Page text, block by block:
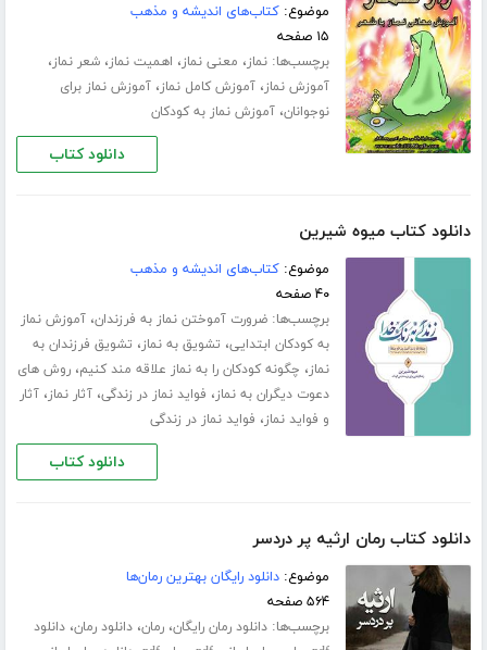
موضوع:کتاب‌های اندیشه و مذهب
۱۵ صفحه
برچسب‌ها:نماز، معنی نماز، اهمیت نماز،شعر نماز،
آموزش نماز،آموزش کامل نماز،آموزش نماز برای
نوجوانان،آموزش نماز به کودکان
دانلود کتاب
دانلود کتاب میوه شیرین
موضوع:کتاب‌های اندیشه و مذهب
۴۰ صفحه
برچسب‌ها:ضرورت آموختن نماز به فرزندان،آموزش نماز
به کودکان ابتدایی، تشویق به نماز، تشویق فرزندان به
نماز، چگونه کودکان را به نماز علاقه مند کنیم،روش های
دعوت دیگران به نماز، فواید نماز در زندگی،آثار نماز،آثار
و فواید نماز، فواید نماز در زندگی
دانلود کتاب
دانلود کتاب رمان ارثیه پر دردسر
موضوع:دانلود رایگان بهترین رمان‌ها
۵۶۴ صفحه
برچسب‌ها:دانلود رمان رایگان،رمان،دانلود رمان،دانلود